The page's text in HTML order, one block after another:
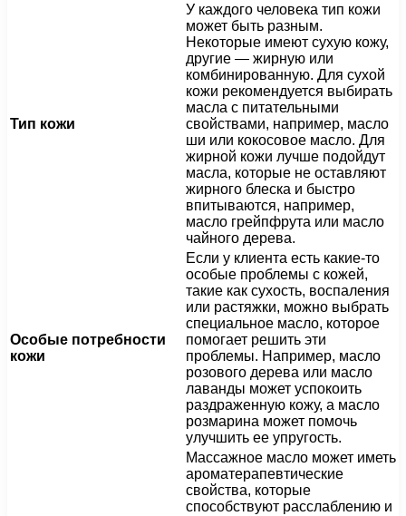
Тип кожи
У каждого человека тип кожи
может быть разным.
Некоторые имеют сухую кожу,
другие — жирную или
комбинированную. Для сухой
кожи рекомендуется выбирать
масла с питательными
свойствами, например, масло
ши или кокосовое масло. Для
жирной кожи лучше подойдут
масла, которые не оставляют
жирного блеска и быстро
впитываются, например,
масло грейпфрута или масло
чайного дерева.
Особые потребности
кожи
Если у клиента есть какие-то
особые проблемы с кожей,
такие как сухость, воспаления
или растяжки, можно выбрать
специальное масло, которое
помогает решить эти
проблемы. Например, масло
розового дерева или масло
лаванды может успокоить
раздраженную кожу, а масло
розмарина может помочь
улучшить ее упругость.
Массажное масло может иметь
ароматерапевтические
свойства, которые
способствуют расслаблению и